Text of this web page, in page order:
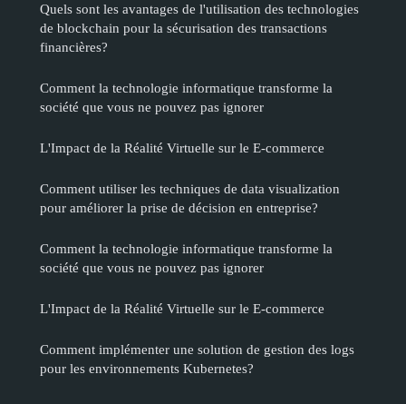
Quels sont les avantages de l'utilisation des technologies
de blockchain pour la sécurisation des transactions
financières?
Comment la technologie informatique transforme la
société que vous ne pouvez pas ignorer
L'Impact de la Réalité Virtuelle sur le E-commerce
Comment utiliser les techniques de data visualization
pour améliorer la prise de décision en entreprise?
Comment la technologie informatique transforme la
société que vous ne pouvez pas ignorer
L'Impact de la Réalité Virtuelle sur le E-commerce
Comment implémenter une solution de gestion des logs
pour les environnements Kubernetes?